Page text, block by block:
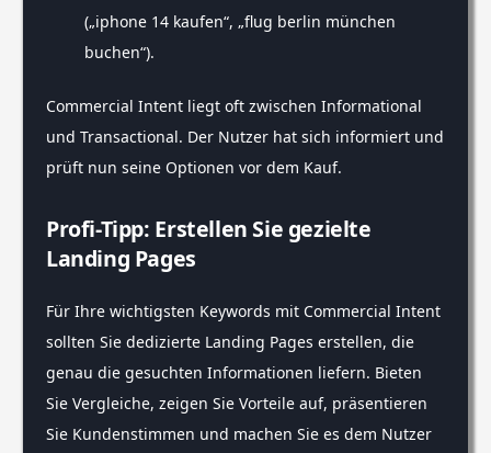
(„iphone 14 kaufen“, „flug berlin münchen
buchen“).
Commercial Intent liegt oft zwischen Informational
und Transactional. Der Nutzer hat sich informiert und
prüft nun seine Optionen vor dem Kauf.
Profi-Tipp: Erstellen Sie gezielte
Landing Pages
Für Ihre wichtigsten Keywords mit Commercial Intent
sollten Sie dedizierte Landing Pages erstellen, die
genau die gesuchten Informationen liefern. Bieten
Sie Vergleiche, zeigen Sie Vorteile auf, präsentieren
Sie Kundenstimmen und machen Sie es dem Nutzer